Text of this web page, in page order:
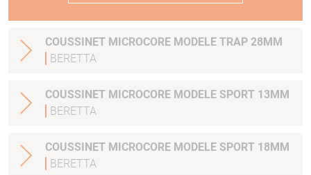
COUSSINET MICROCORE MODELE TRAP 28MM
BERETTA
COUSSINET MICROCORE MODELE SPORT 13MM
BERETTA
COUSSINET MICROCORE MODELE SPORT 18MM
BERETTA